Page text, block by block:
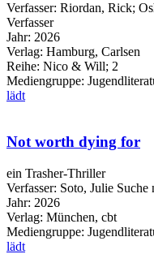
Verfasser: Riordan, Rick;
Verfasser
Jahr: 2026
Verlag: Hamburg, Carlsen
Reihe: Nico & Will; 2
Mediengruppe:
lädt
Not worth dying for
ein Trasher-Thriller
Verfasser: Soto, Julie Suche
Jahr: 2026
Verlag: München, cbt
Mediengruppe:
lädt